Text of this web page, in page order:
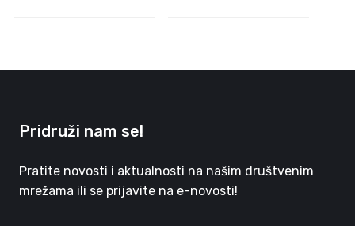
Pridruži nam se!
Pratite novosti i aktualnosti na našim društvenim
mrežama ili se prijavite na e-novosti!